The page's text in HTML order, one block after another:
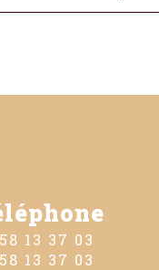
58 13 37 03
58 13 37 03